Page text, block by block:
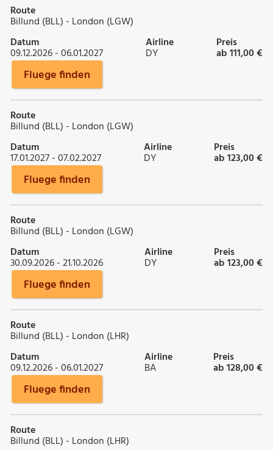
Route
Billund (BLL) - London (LGW)
Datum
09.12.2026 - 06.01.2027
Airline
DY
Preis
ab 111,00 €
Fluege finden
Route
Billund (BLL) - London (LGW)
Datum
17.01.2027 - 07.02.2027
Airline
DY
Preis
ab 123,00 €
Fluege finden
Route
Billund (BLL) - London (LGW)
Datum
30.09.2026 - 21.10.2026
Airline
DY
Preis
ab 123,00 €
Fluege finden
Route
Billund (BLL) - London (LHR)
Datum
09.12.2026 - 06.01.2027
Airline
BA
Preis
ab 128,00 €
Fluege finden
Route
Billund (BLL) - London (LHR)